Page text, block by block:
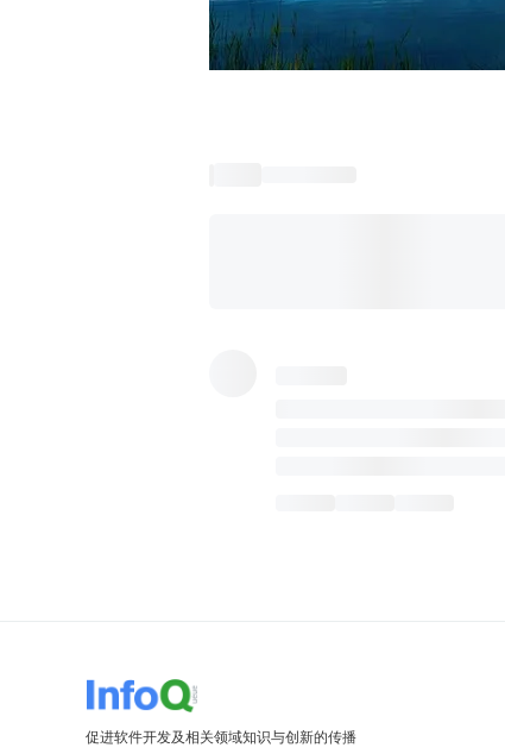
促进软件开发及相关领域知识与创新的传播